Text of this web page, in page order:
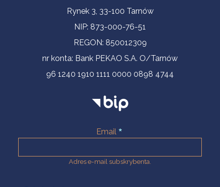
Informacje kontaktoweRynek 3, 33-100 Tarnów
NIP: 873-000-76-51
REGON: 850012309
nr konta: Bank PEKAO S.A. O/Tarnów
96 1240 1910 1111 0000 0898 4744
Email
Adres e-mail subskrybenta.